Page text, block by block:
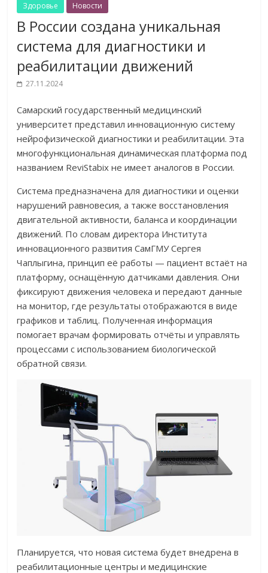
Здоровье Новости
В России создана уникальная
система для диагностики и
реабилитации движений
27.11.2024
Самарский государственный медицинский
университет представил инновационную систему
нейрофизической диагностики и реабилитации. Эта
многофункциональная динамическая платформа под
названием ReviStabix не имеет аналогов в России.
Система предназначена для диагностики и оценки
нарушений равновесия, а также восстановления
двигательной активности, баланса и координации
движений. По словам директора Института
инновационного развития СамГМУ Сергея
Чаплыгина, принцип её работы — пациент встаёт на
платформу, оснащённую датчиками давления. Они
фиксируют движения человека и передают данные
на монитор, где результаты отображаются в виде
графиков и таблиц. Полученная информация
помогает врачам формировать отчёты и управлять
процессами с использованием биологической
обратной связи.
Планируется, что новая система будет внедрена в
реабилитационные центры и медицинские